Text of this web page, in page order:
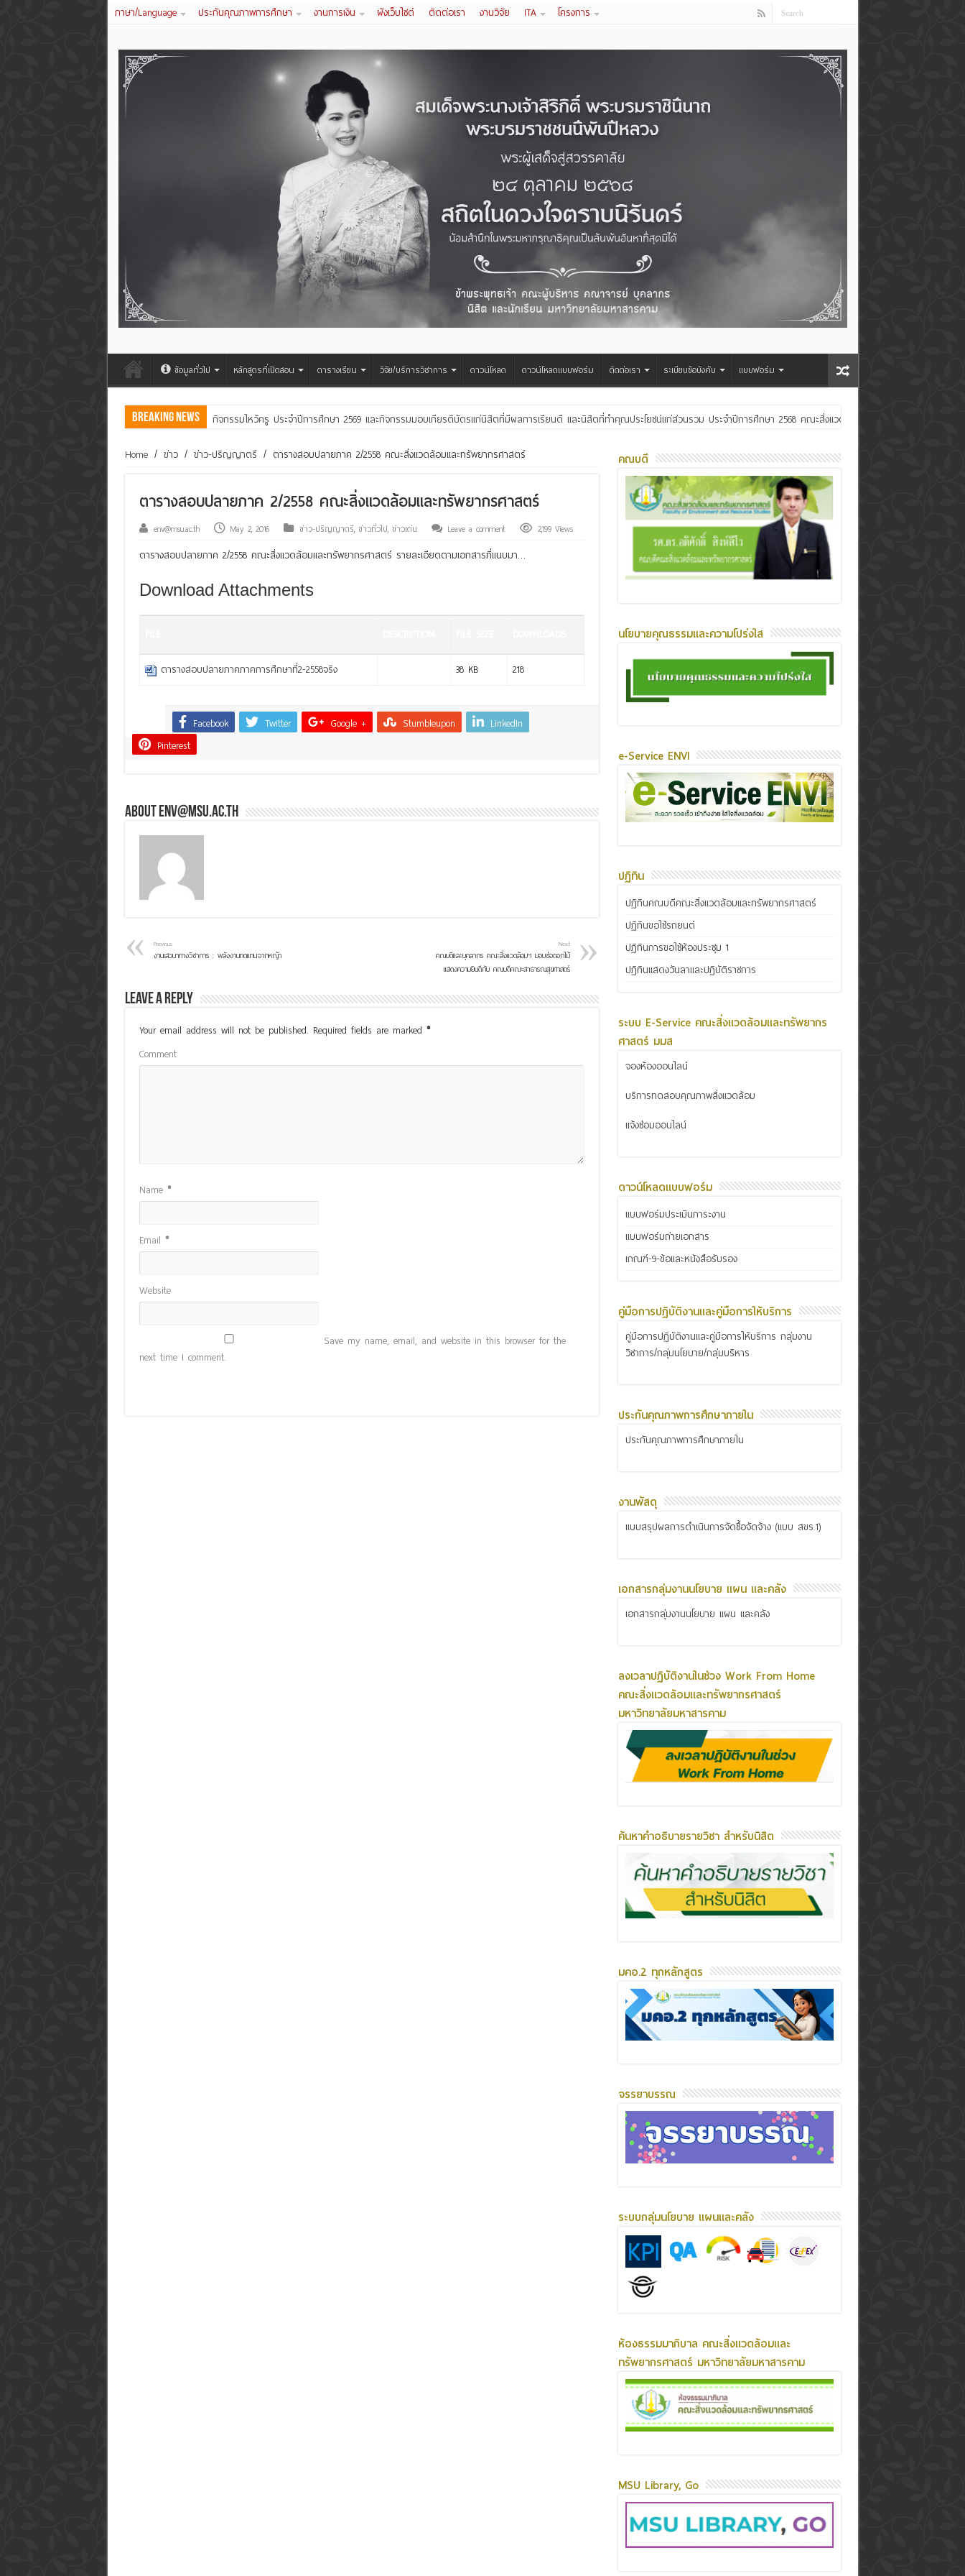
ภาษา/Language ประกันคุณภาพการศึกษา งานการเงิน ผังเว็บไซต์ ติดต่อเรา งานวิจัย ITA โครงการ
ข้อมูลทั่วไป หลักสูตรที่เปิดสอน ตารางเรียน วิจัย/บริการวิชาการ ดาวน์โหลด ดาวน์โหลดแบบฟอร์ม ติดต่อเรา ระเบียบข้อบังคับ แบบฟอร์ม
Breaking News กิจกรรมไหว้ครู ประจำปีการศึกษา 2569 และกิจกรรมมอบเกียรติบัตรแก่นิสิตที่มีผลการเรียนดี และนิสิตที่ทำคุณประโยชน์แก่ส่วนรวม ประจำปีการศึกษา 2568 คณะสิ่งแวดล้อมและทรัพยากรศาสตร์
คณะสิ่งแวดล้อมฯ มมส ร่วมสืบสานประเพณีฮีตเดือน ๘ ถวายเทียนพรรษา ๒๙ วัด เฉลิมพระเกียรติพระบาทสมเด็จพระเจ้าอยู่หัว
Home / ข่าว / ข่าว-ปริญญาตรี / ตารางสอบปลายภาค 2/2558 คณะสิ่งแวดล้อมและทรัพยากรศาสตร์
ตารางสอบปลายภาค 2/2558 คณะสิ่งแวดล้อมและทรัพยากรศาสตร์
env@msu.ac.th May 2, 2016 ข่าว-ปริญญาตรี, ข่าวทั่วไป, ข่าวเด่น Leave a comment 2,199 Views
ตารางสอบปลายภาค 2/2558 คณะสิ่งแวดล้อมและทรัพยากรศาสตร์ รายละเอียดตามเอกสารที่แนบมา…
Download Attachments
ตารางสอบปลายภาคภาคการศึกษาที่2-2558จริง 38 KB 218
Facebook Twitter Google + Stumbleupon
LinkedIn
Pinterest
About env@msu.ac.th
Previous
งานเสวนาทางวิชาการ : พลังงานทดแทนจากหญ้า
Next
คณบดีและบุคลากร คณะสิ่งแวดล้อมฯ มอบช่อดอกไม้
แสดงความยินดีกับ คณบดีคณะสาธารณสุขศาสตร์
Leave a Reply
Your email address will not be published. Required fields are marked *
Comment
Name *
Email *
Website
Save my name, email, and website in this browser for the
next time I comment.
คณบดี
นโยบายคุณธรรมและความโปร่งใส
e-Service ENVI
ปฏิทิน
ปฏิทินคณบดีคณะสิ่งแวดล้อมและทรัพยากรศาสตร์
ปฏิทินขอใช้รถยนต์
ปฏิทินการขอใช้ห้องประชุม 1
ปฏิทินแสดงวันลาและปฏิบัติราชการ
ระบบ E-Service คณะสิ่งแวดล้อมและทรัพยากร
ศาสตร์ มมส
จองห้องออนไลน์
บริการทดสอบคุณภาพสิ่งแวดล้อม
แจ้งซ่อมออนไลน์
ดาวน์โหลดแบบฟอร์ม
แบบฟอร์มประเมินภาระงาน
แบบฟอร์มถ่ายเอกสาร
เกณฑ์-9-ข้อและหนังสือรับรอง
คู่มือการปฏิบัติงานและคู่มือการให้บริการ
คู่มือการปฏิบัติงานและคู่มือการให้บริการ กลุ่มงาน
วิชาการ/กลุ่มนโยบาย/กลุ่มบริหาร
ประกันคุณภาพการศึกษาภายใน
ประกันคุณภาพการศึกษาภายใน
งานพัสดุ
แบบสรุปผลการดำเนินการจัดซื้อจัดจ้าง (แบบ สขร.1)
เอกสารกลุ่มงานนโยบาย แผน และคลัง
เอกสารกลุ่มงานนโยบาย แผน และคลัง
ลงเวลาปฏิบัติงานในช่วง Work From Home
คณะสิ่งแวดล้อมและทรัพยากรศาสตร์
มหาวิทยาลัยมหาสารคาม
ค้นหาคำอธิบายรายวิชา สำหรับนิสิต
มคอ.2 ทุกหลักสูตร
จรรยาบรรณ
ระบบกลุ่มนโยบาย แผนและคลัง
ห้องธรรมมาภิบาล คณะสิ่งแวดล้อมและ
ทรัพยากรศาสตร์ มหาวิทยาลัยมหาสารคาม
MSU Library, Go